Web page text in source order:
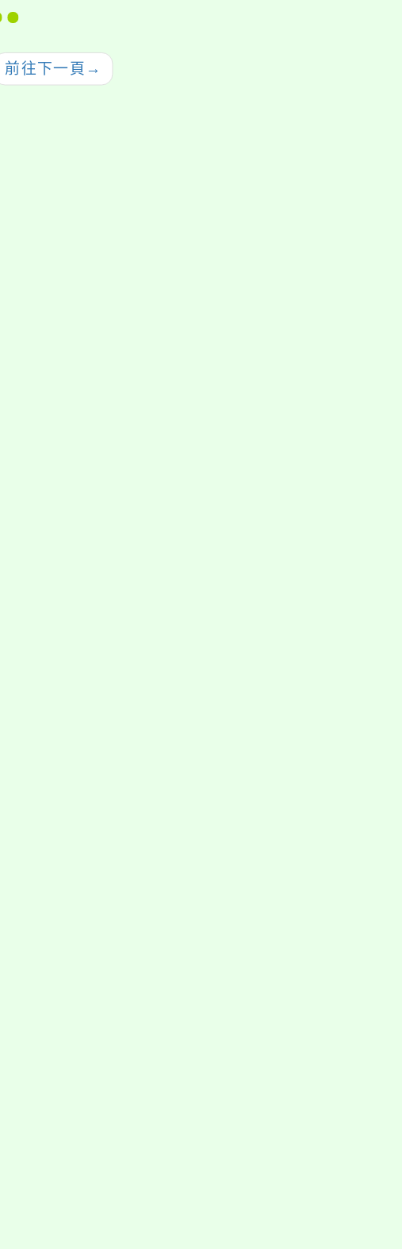
比賽」簡章1份，請查
前往下一頁 →